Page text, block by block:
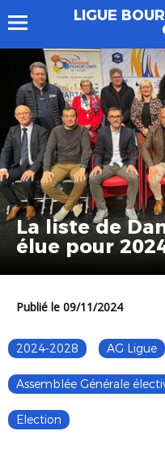
LIGUE
La liste de
élue pour
Publié le 09/11/2024
2024-2028 AG Ligue
Assemblée Générale
Election